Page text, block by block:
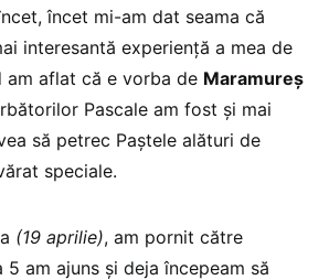
încet mi-am dat seama că
interesantă experiență a mea de
am aflat că e vorba de Maramureș
Pascale am fost și mai
să petrec Paștele alături de
speciale.
(19 aprilie), am pornit către
5 am ajuns și deja începeam să